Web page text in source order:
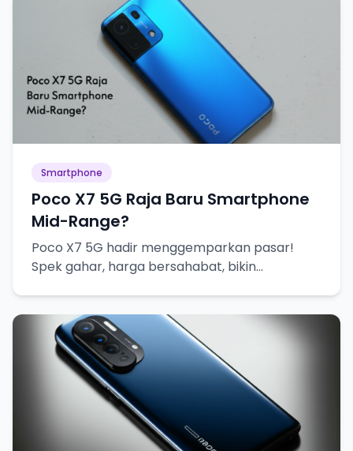
Smartphone
Poco X7 5G Raja Baru Smartphone
Mid-Range?
Poco X7 5G hadir menggemparkan pasar!
Spek gahar, harga bersahabat, bikin